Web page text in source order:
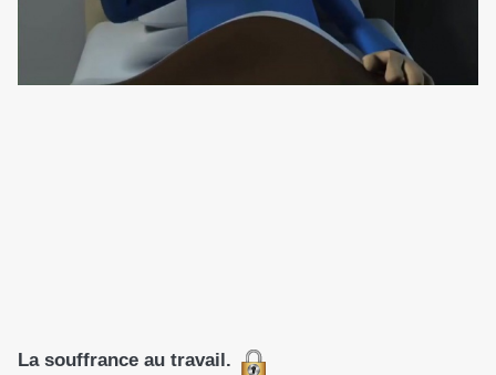
La souffrance au travail.